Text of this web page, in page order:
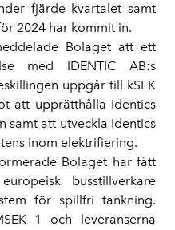
fjärde kvartalet samt
2024 har kommit in.
Bolaget att ett
med IDENTIC AB:s
uppgår till kSEK
att upprätthålla Identics
samt att utveckla Identics
inom elektrifiering.
Bolaget har fått
busstillverkare
för spillfri tankning.
1 och leveranserna